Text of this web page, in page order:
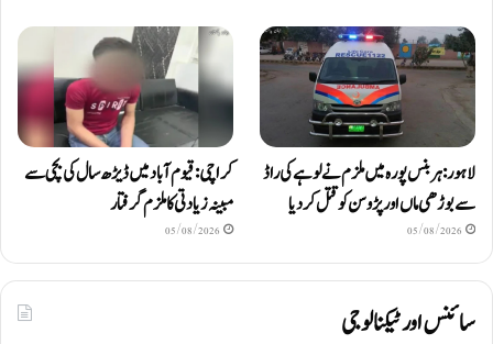
لاہور: ہربنس پورہ میں ملزم نے لوہے کی راڈ
سے بوڑھی ماں اور پڑوسن کو قتل کر دیا
05/08/2026
کراچی: قیوم آباد میں ڈیڑھ سال کی بچی سے
مبینہ زیادتی کا ملزم گرفتار
05/08/2026
سائنس اور ٹیکنالوجی